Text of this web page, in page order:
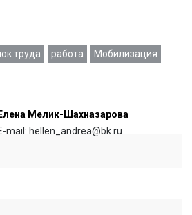
труда работа Мобилизация
Елена Мелик-Шахназарова
mail: hellen_andrea@bk.ru